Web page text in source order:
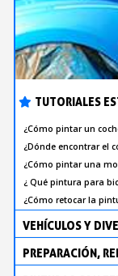
TUTORIALES
¿Cómo pintar un
¿Dónde encontrar el
¿Cómo pintar una
¿ Qué pintura para
¿Cómo retocar la
VEHÍCULOS Y
PREPARACIÓN,